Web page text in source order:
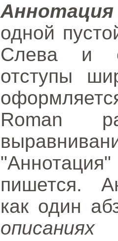
Аннотация
одной
Слева и
отступы
Roman
пишется.
как один